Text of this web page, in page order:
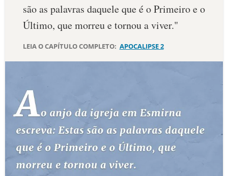
PALAVRA DO DIA
DEVOCIONAL DIÁRIO
10 MANDAMENTOS
ESTUDOS BÍBLICOS
ESBOÇOS DE PREGAÇÃO
TEMAS
são as palavras daquele que é o Primeiro e o
Último, que morreu e tornou a viver."
LEIA O CAPÍTULO COMPLETO: APOCALIPSE 2